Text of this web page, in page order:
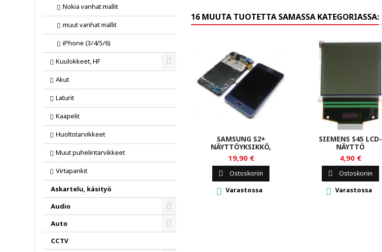
Nokia vanhat mallit
muut vanhat mallit
iPhone (3/4/5/6)
Kuulokkeet, HF
Toggle
Akut
Laturit
Kaapelit
Huoltotarvikkeet
Muut puhelintarvikkeet
Virtapankit
Askartelu, käsityö
Audio
Toggle
Auto
CCTV
16 MUUTA TUOTETTA SAMASSA KATEGORIASSA:
SAMSUNG S2+
NÄYTTÖYKSIKKÖ,
SININEN
19,90 €
 Ostoskoriin
 Varastossa
SIEMENS S45 LCD-
NÄYTTÖ
4,90 €
 Ostoskoriin
 Varastossa